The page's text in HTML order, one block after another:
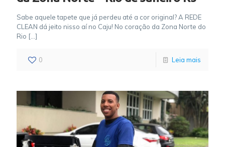
Sabe aquele tapete que já perdeu até a cor original? A REDE
CLEAN dá jeito nisso aí no Caju! No coração da Zona Norte do
Rio […]
0 Leia mais